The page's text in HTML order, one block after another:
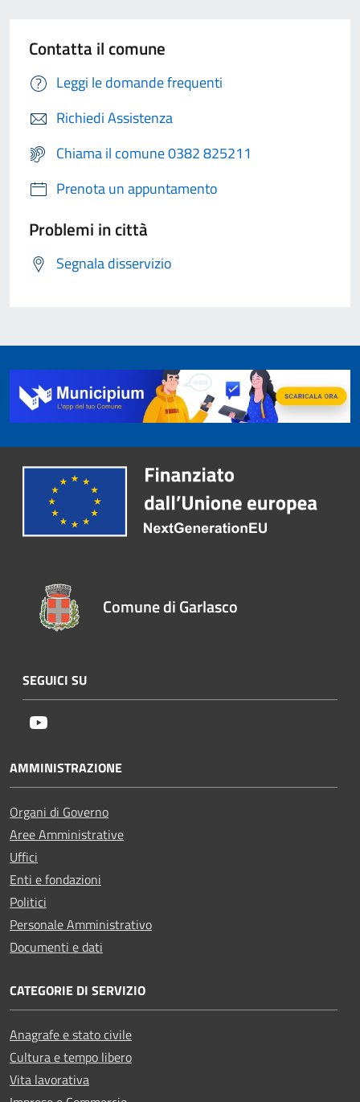
Contatta il comune
Leggi le domande frequenti
Richiedi Assistenza
Chiama il comune 0382 825211
Prenota un appuntamento
Problemi in città
Segnala disservizio
Comune di Garlasco
SEGUICI SU
AMMINISTRAZIONE
Organi di Governo
Aree Amministrative
Uffici
Enti e fondazioni
Politici
Personale Amministrativo
Documenti e dati
CATEGORIE DI SERVIZIO
Anagrafe e stato civile
Cultura e tempo libero
Vita lavorativa